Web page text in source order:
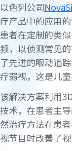
以色列公司
疗产品中的应用
患者在定制的类
频，以侦测常见
了先进的眼动追
疗弱视，这是儿
该解决方案利用
技术，在患者主
然治疗方法在患
视节目时改善了视